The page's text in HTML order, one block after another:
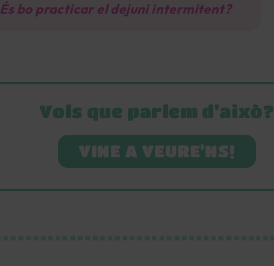
És bo practicar el dejuni intermitent?
Vols que parlem d'això?
VINE A VEURE'NS!